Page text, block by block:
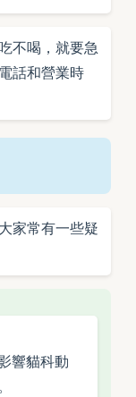
不喝，就要急
話和營業時
家常有一些疑
響貓科動